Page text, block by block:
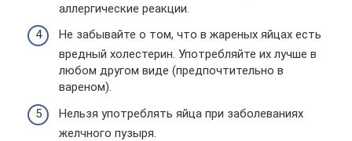
аллергические реакции.
Не забывайте о том, что в жареных яйцах есть
вредный холестерин. Употребляйте их лучше в
любом другом виде (предпочтительно в
вареном).
Нельзя употреблять яйца при заболеваниях
желчного пузыря.